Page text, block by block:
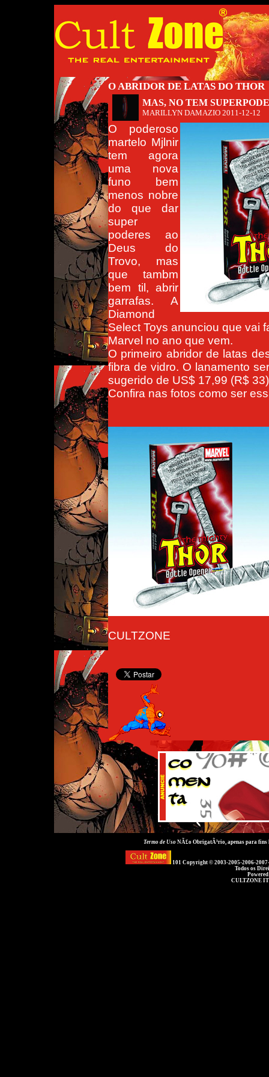
O ABRIDOR DE LATAS DO THOR
MAS, NO TEM
MARILLYN DAMAZIO 2011-12-12
O poderoso
martelo Mjlnir
tem agora
uma nova
funo bem
menos nobre
do que dar
super
poderes ao
Deus do
Trovo, mas
que tambm
bem til, abrir
garrafas. A
Diamond
Select Toys anunciou que vai
Marvel no ano que vem.
O primeiro abridor de latas
fibra de vidro. O lanamento
sugerido de US$ 17,99 (R$
Confira nas fotos como ser
CULTZONE
Termo de UsoNÃ£o ObrigatÃ³rio, apenas para
101 Copyright © 2003-2005-2006-
Todos os
CULTZONE